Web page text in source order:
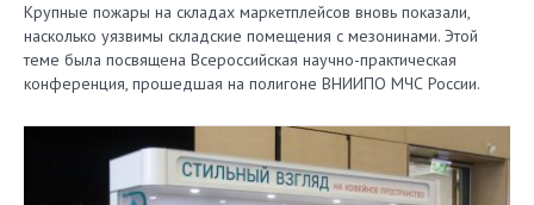
Крупные пожары на складах маркетплейсов вновь показали,
насколько уязвимы складские помещения с мезонинами. Этой
теме была посвящена Всероссийская научно-практическая
конференция, прошедшая на полигоне ВНИИПО МЧС России.